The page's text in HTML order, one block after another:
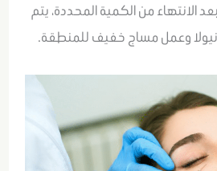
الانتهاء من الكمية المحددة، يتم
وعمل مساج خفيف للمنطقة.